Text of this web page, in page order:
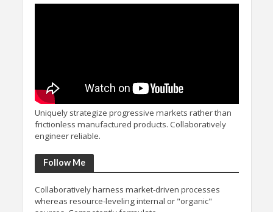
Uniquely strategize progressive markets rather than
frictionless manufactured products. Collaboratively
engineer reliable.
Follow Me
Collaboratively harness market-driven processes
whereas resource-leveling internal or "organic"